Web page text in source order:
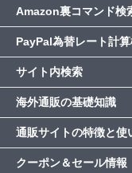
Amazon裏コマンド検
PayPal為替レート計
サイト内検索
海外通販の基礎知識
通販サイトの特徴と使
クーポン＆セール情報